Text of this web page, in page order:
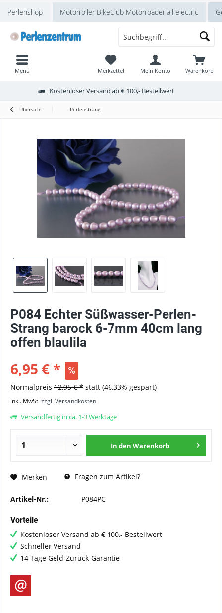
Perlenshop Motorroller BikeClub Motorroäder all electric
Kostenloser Versand ab € 100,- Bestellwert
Warenkorb
Merkzettel Mein Konto
Menü
Übersicht Perlenstrang
P084 Echter Süßwasser-Perlen-
Strang barock 6-7mm 40cm lang
offen blaulila
6,95 € *
Normalpreis 12,95 € * statt (46,33% gespart)
inkl. MwSt.zzgl. Versandkosten
Versandfertig in ca. 1-3 Werktage
In den Warenkorb
Merken Fragen zum Artikel?
Artikel-Nr.: P084PC
Vorteile
Kostenloser Versand ab € 100,- Bestellwert
Schneller Versand
14 Tage Geld-Zurück-Garantie